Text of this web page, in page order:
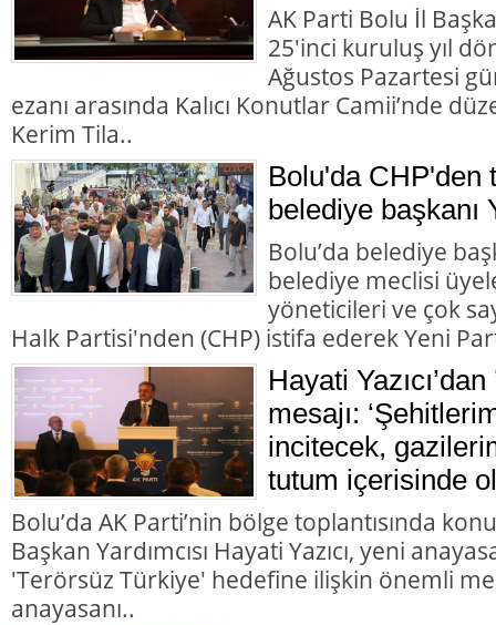
AK Parti Bolu İl
25'inci kuruluş yıl
Ağustos Pazartesi
ezanı arasında Kalıcı Konutlar Camii’nde
Kerim Tila..
Bolu'da CHP'den
belediye başkanı
Bolu’da belediye
belediye meclisi
yöneticileri ve çok
Halk Partisi'nden (CHP) istifa ederek Yeni
Hayati
mesajı:
incitecek,
tutum içerisinde
Bolu’da AK Parti’nin bölge toplantısında
Başkan Yardımcısı Hayati Yazıcı, yeni
'Terörsüz Türkiye' hedefine ilişkin önemli
anayasanı..